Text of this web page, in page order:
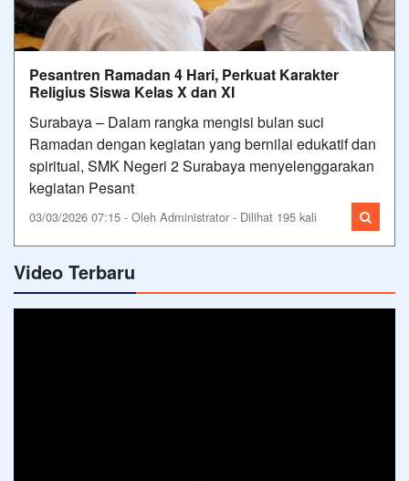
Pesantren Ramadan 4 Hari, Perkuat Karakter
Religius Siswa Kelas X dan XI
Surabaya – Dalam rangka mengisi bulan suci
Ramadan dengan kegiatan yang bernilai edukatif dan
spiritual, SMK Negeri 2 Surabaya menyelenggarakan
kegiatan Pesant
03/03/2026 07:15 - Oleh Administrator - Dilihat 195 kali
Video Terbaru